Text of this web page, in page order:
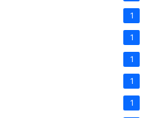
1
1
1
1
1